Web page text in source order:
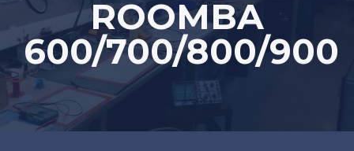
ROOMBA
600/700/800/900